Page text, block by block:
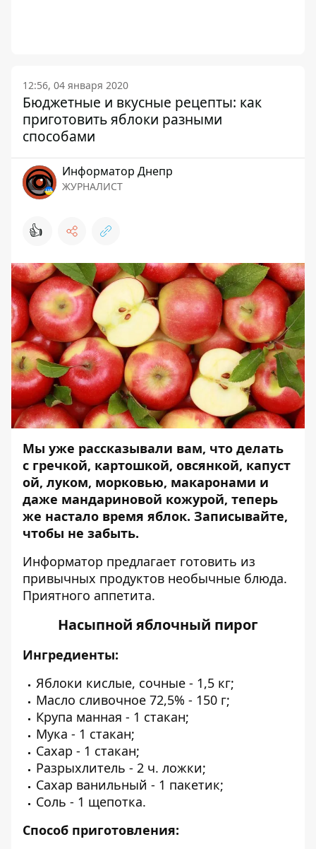
12:56, 04 января 2020
Бюджетные и вкусные рецепты: как
приготовить яблоки разными
способами
Информатор Днепр
ЖУРНАЛИСТ
👍
Мы уже рассказывали вам, что делать
с гречкой, картошкой, овсянкой, капуст
ой, луком, морковью, макаронами и
даже мандариновой кожурой, теперь
же настало время яблок. Записывайте,
чтобы не забыть.
Информатор предлагает готовить из
привычных продуктов необычные блюда.
Приятного аппетита.
Насыпной яблочный пирог
Ингредиенты:
Яблоки кислые, сочные - 1,5 кг;
Масло сливочное 72,5% - 150 г;
Крупа манная - 1 стакан;
Мука - 1 стакан;
Сахар - 1 стакан;
Разрыхлитель - 2 ч. ложки;
Сахар ванильный - 1 пакетик;
Соль - 1 щепотка.
Способ приготовления: